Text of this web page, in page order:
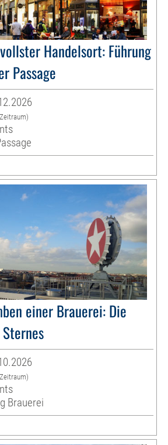
Handelsort: Führung
Passage
einer Brauerei: Die
Brauerei